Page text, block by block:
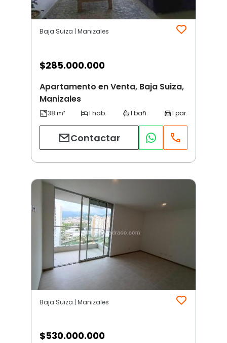
Baja Suiza | Manizales
$285.000.000
Apartamento en Venta, Baja Suiza,
Manizales
Contactar
Baja Suiza | Manizales
$530.000.000